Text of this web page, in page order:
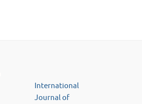
International
Journal of